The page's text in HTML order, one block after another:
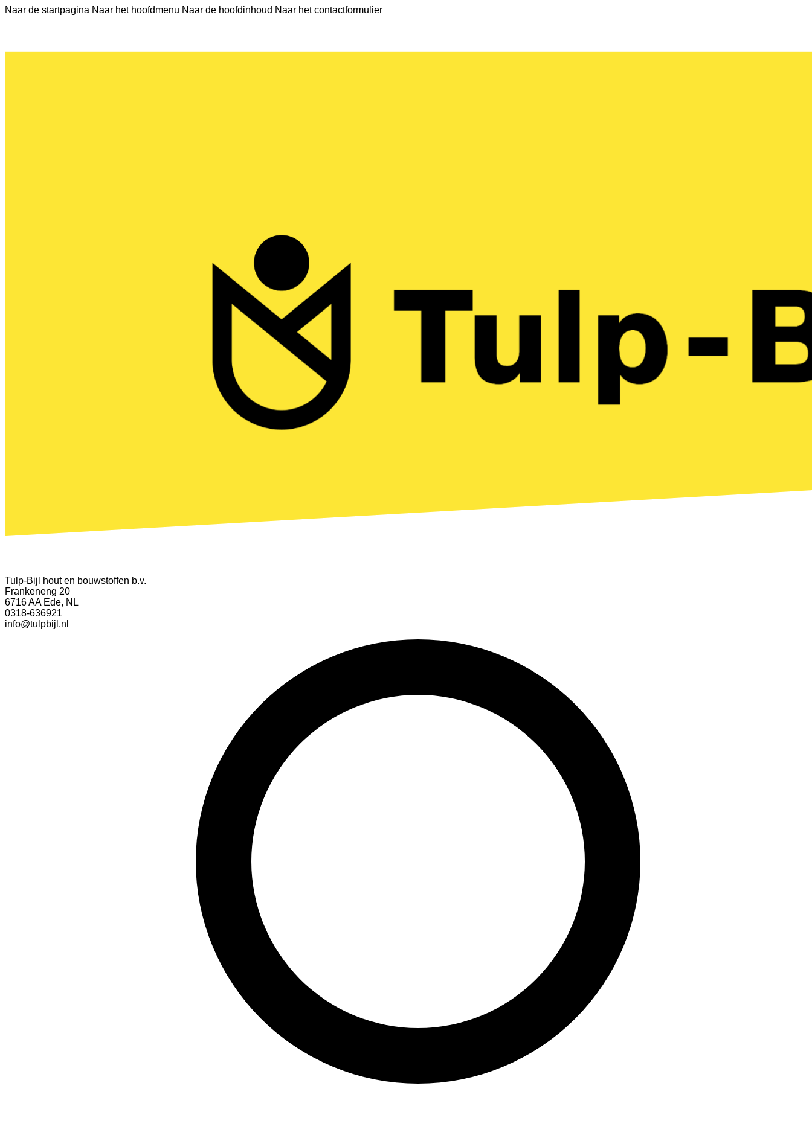
Naar de startpagina Naar het hoofdmenu Naar de hoofdinhoud Naar het contactformulier
Tulp-Bijl hout en bouwstoffen b.v.
Frankeneng 20
6716 AA Ede, NL
0318-636921
info@tulpbijl.nl